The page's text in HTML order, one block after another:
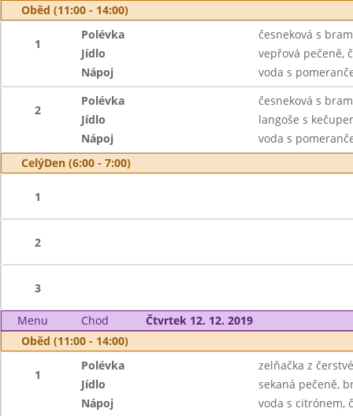
Oběd (11:00 - 14:00)
1
Polévka
česneková s
Jídlo
vepřová pečeně,
Nápoj
voda s
2
Polévka
česneková s
Jídlo
langoše s
Nápoj
voda s
CelýDen (6:00 - 7:00)
1
2
3
Menu Chod
Čtvrtek 12. 12. 2019
Oběd (11:00 - 14:00)
1
Polévka
zelňačka z
Jídlo
sekaná pečeně,
Nápoj
voda s citrónem,